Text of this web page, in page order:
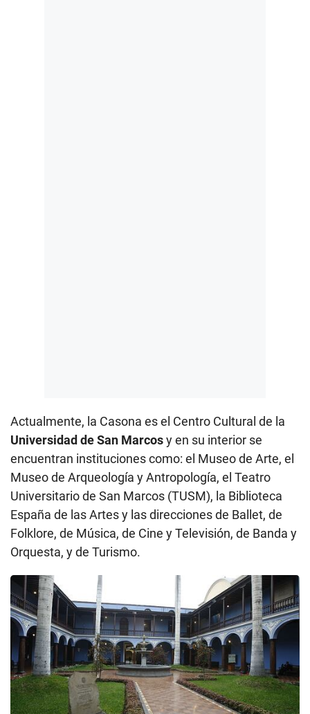
Actualmente, la Casona es el Centro Cultural de la
Universidad de San Marcosy en su interior se
encuentran instituciones como: el Museo de Arte, el
Museo de Arqueología y Antropología, el Teatro
Universitario de San Marcos (TUSM), la Biblioteca
España de las Artes y las direcciones de Ballet, de
Folklore, de Música, de Cine y Televisión, de Banda y
Orquesta, y de Turismo.